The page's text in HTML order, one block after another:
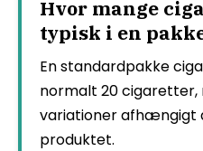
Hvor mange
typisk i en
En standardpakke
normalt 20
variationer afhængigt
produktet.